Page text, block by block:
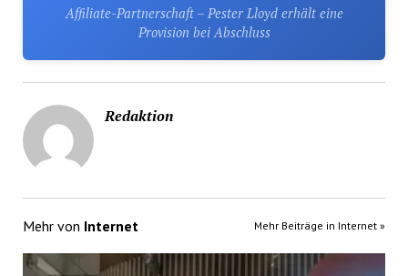
Affiliate-Partnerschaft – Pester Lloyd erhält eine
Provision bei Abschluss
Redaktion
Mehr von Internet Mehr Beiträge in Internet »